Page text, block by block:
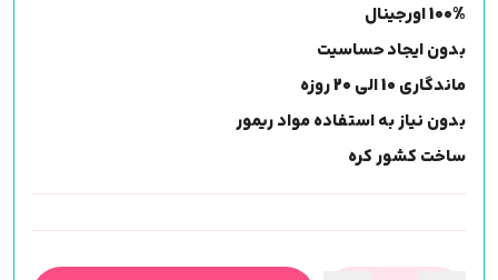
100% اورجینال
بدون ایجاد حساسیت
ماندگاری 10 الی 20 روزه
بدون نیاز به استفاده مواد ریمور
ساخت کشور کره